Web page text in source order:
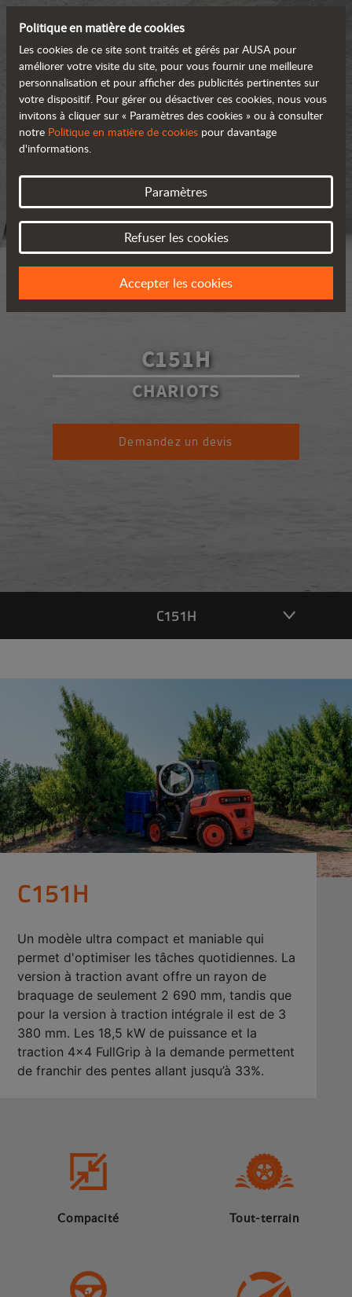
C151H
CHARIOTS
Demandez un devis
C151H
C151H
Un modèle ultra compact et maniable qui
permet d'optimiser les tâches quotidiennes. La
version à traction avant offre un rayon de
braquage de seulement 2 690 mm, tandis que
pour la version à traction intégrale il est de 3
380 mm. Les 18,5 kW de puissance et la
traction 4x4 FullGrip à la demande permettent
de franchir des pentes allant jusqu’à 33%.
Compacité Tout-terrain
Politique en matière de cookies
Les cookies de ce site sont traités et gérés par AUSA pour
améliorer votre visite du site, pour vous fournir une meilleure
personnalisation et pour afficher des publicités pertinentes sur
votre dispositif. Pour gérer ou désactiver ces cookies, nous vous
invitons à cliquer sur « Paramètres des cookies » ou à consulter
notre Politique en matière de cookies pour davantage
d'informations.
Paramètres
Refuser les cookies
Accepter les cookies